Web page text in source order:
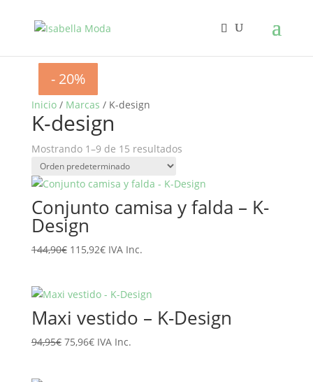
Inicio/ Marcas / K-design
K-design
Mostrando 1–9 de 15 resultados
- 20%
Conjunto camisa y falda – K-
Design
144,90€ El
era:
144,90€.
115,92€El
es:
115,92€.
IVA Inc.
- 20%
Maxi vestido – K-Design
94,95€ El
75,96€ElIVA Inc.
- 20%
- 20%
- 20%
- 20%
- 20%
- 20%
- 20%